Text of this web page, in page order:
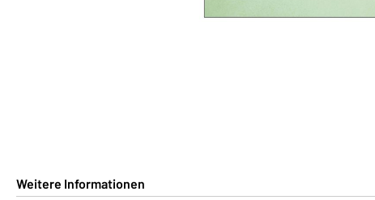
Weitere Informationen